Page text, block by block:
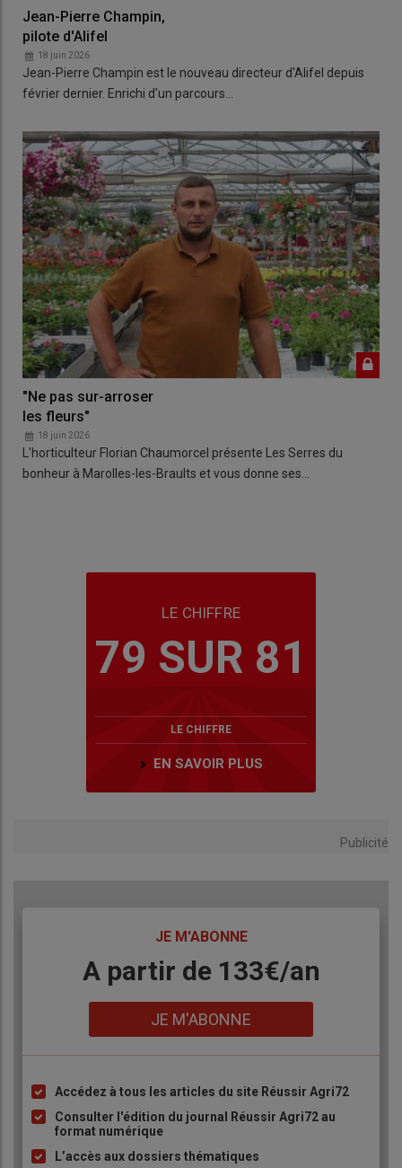
Jean-Pierre Champin,
pilote d'Alifel
18 juin 2026
Jean-Pierre Champin est le nouveau directeur d'Alifel depuis
février dernier. Enrichi d'un parcours…
"Ne pas sur-arroser
les fleurs"
18 juin 2026
L'horticulteur Florian Chaumorcel présente Les Serres du
bonheur à Marolles-les-Braults et vous donne ses…
LE CHIFFRE
79 SUR 81
LE CHIFFRE
EN SAVOIR PLUS
Publicité
JE M'ABONNE
BodyA partir de 133€/an
JE M'ABONNE
Liste
à
puce
Accédez à tous les articles du site Réussir Agri72
Consulter l'édition du journal Réussir Agri72 au
format numérique
L’accès aux dossiers thématiques